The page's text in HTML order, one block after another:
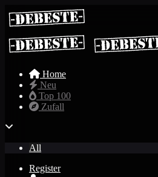
Home
Neu
Top 100
Zufall
All
Register